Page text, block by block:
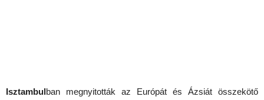
Isztambulban megnyitották az Európát és Ázsiát összekötő